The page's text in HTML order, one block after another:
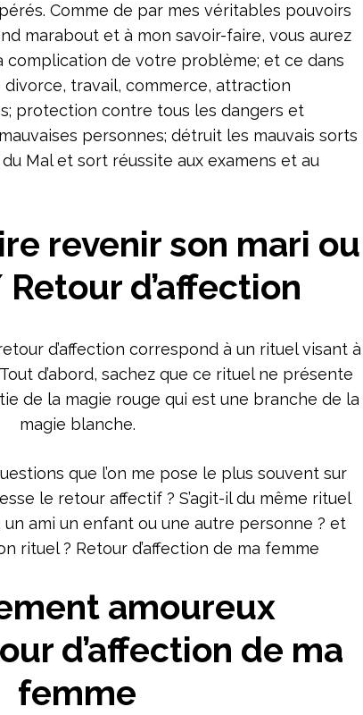
Comme de par mes véritables pouvoirs
marabout et à mon savoir-faire, vous aurez
complication de votre problème; et ce dans
divorce, travail, commerce, attraction
protection contre tous les dangers et
personnes; détruit les mauvais sorts
Mal et sort réussite aux examens et au
revenir son mari ou
d’affection
d’affection correspond à un rituel visant à
d’abord, sachez que ce rituel ne présente
de la magie rouge qui est une branche de la
magie blanche.
que l’on me pose le plus souvent sur
le retour affectif ? S’agit-il du même rituel
ami un enfant ou une autre personne ? et
rituel ? Retour d’affection de ma femme
amoureux
d’affection de ma
femme